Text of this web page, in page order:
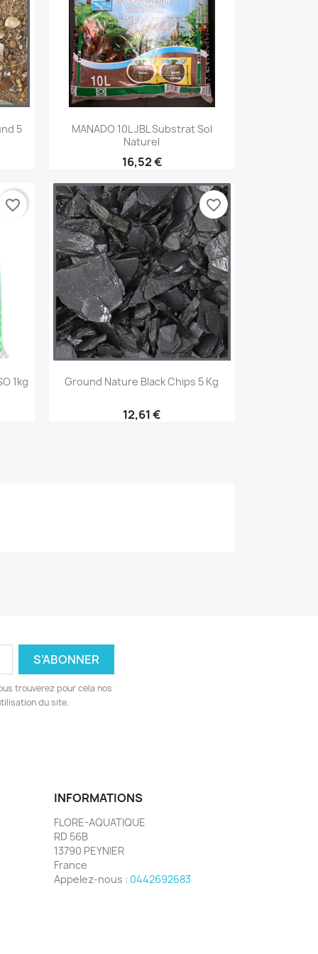
5
Aperçu rapide
MANADO 10L JBL Substrat Sol
Naturel
16,52 €
1kg
favorite_border
Aperçu rapide
Ground Nature Black Chips 5 Kg
12,61 €
favorite_border
trouverez pour cela nos
du site.
INFORMATIONS
FLORE-AQUATIQUE
RD 56B
13790 PEYNIER
France
Appelez-nous : 0442692683